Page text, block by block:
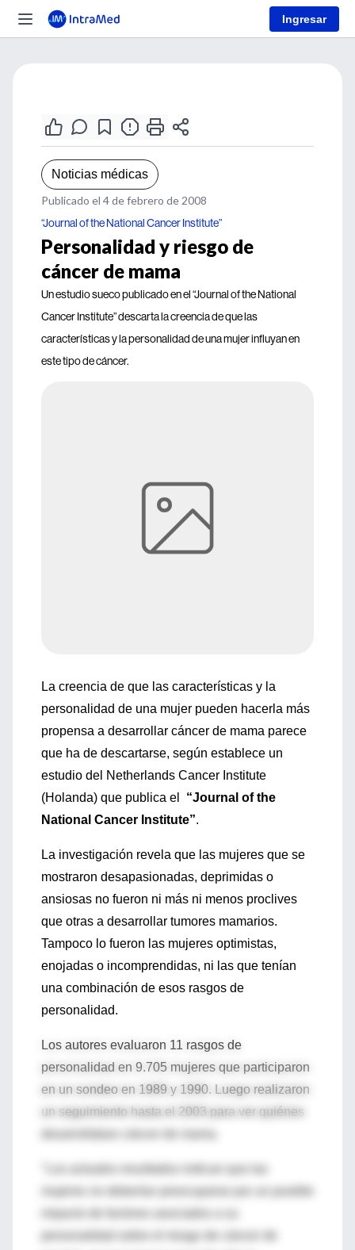
Ingresar
Noticias médicas
Publicado el 4 de febrero de 2008
“Journal of the National Cancer Institute”
Personalidad y riesgo de
cáncer de mama
Un estudio sueco publicado en el “Journal of the National
Cancer Institute” descarta la creencia de que las
características y la personalidad de una mujer influyan en
este tipo de cáncer.
La creencia de que las características y la
personalidad de una mujer pueden hacerla más
propensa a desarrollar cáncer de mama parece
que ha de descartarse, según establece un
estudio del Netherlands Cancer Institute
(Holanda) que publica el “Journal of the
National Cancer Institute”.
La investigación revela que las mujeres que se
mostraron desapasionadas, deprimidas o
ansiosas no fueron ni más ni menos proclives
que otras a desarrollar tumores mamarios.
Tampoco lo fueron las mujeres optimistas,
enojadas o incomprendidas, ni las que tenían
una combinación de esos rasgos de
personalidad.
Los autores evaluaron 11 rasgos de
personalidad en 9.705 mujeres que participaron
en un sondeo en 1989 y 1990. Luego realizaron
un seguimiento hasta el 2003 para ver quiénes
mujeres no deberían preocuparse por un posible
personalidad sobre el riesgo de cáncer de